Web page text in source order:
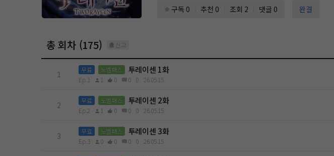
구독 0 추천 0 조회 2 댓글 0 완결
총 회차 (175) 신고
1 무료 노벨패스 투레이센 1화
Ep.1 1 0 0 0 26.05.15
2 무료 노벨패스 투레이센 2화
Ep.2 1 0 0 0 26.05.15
3 무료 노벨패스 투레이센 3화
Ep.3 0 0 0 0 26.05.15